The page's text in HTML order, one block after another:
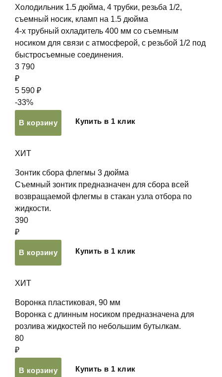
Холодильник 1.5 дюйма, 4 трубки, резьба 1/2,
съемный носик, кламп на 1.5 дюйма
4-х трубный охладитель 400 мм со съемным
носиком для связи с атмосферой, с резьбой 1/2 под
быстросъемные соединения.
3 790
₽
5 590 ₽
-33%
В корзину Купить в 1 клик
ХИТ
Зонтик сбора флегмы 3 дюйма
Съемный зонтик предназначен для сбора всей
возвращаемой флегмы в стакан узла отбора по
жидкости.
390
₽
В корзину Купить в 1 клик
ХИТ
Воронка пластиковая, 90 мм
Воронка с длинным носиком предназначена для
розлива жидкостей по небольшим бутылкам.
80
₽
В корзину Купить в 1 клик